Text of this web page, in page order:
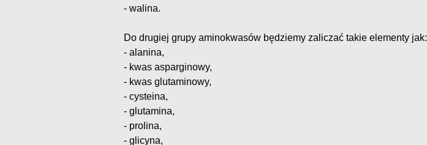
- walina.
Do drugiej grupy aminokwasów będziemy zaliczać takie elementy jak:
- alanina,
- kwas asparginowy,
- kwas glutaminowy,
- cysteina,
- glutamina,
- prolina,
- glicyna,